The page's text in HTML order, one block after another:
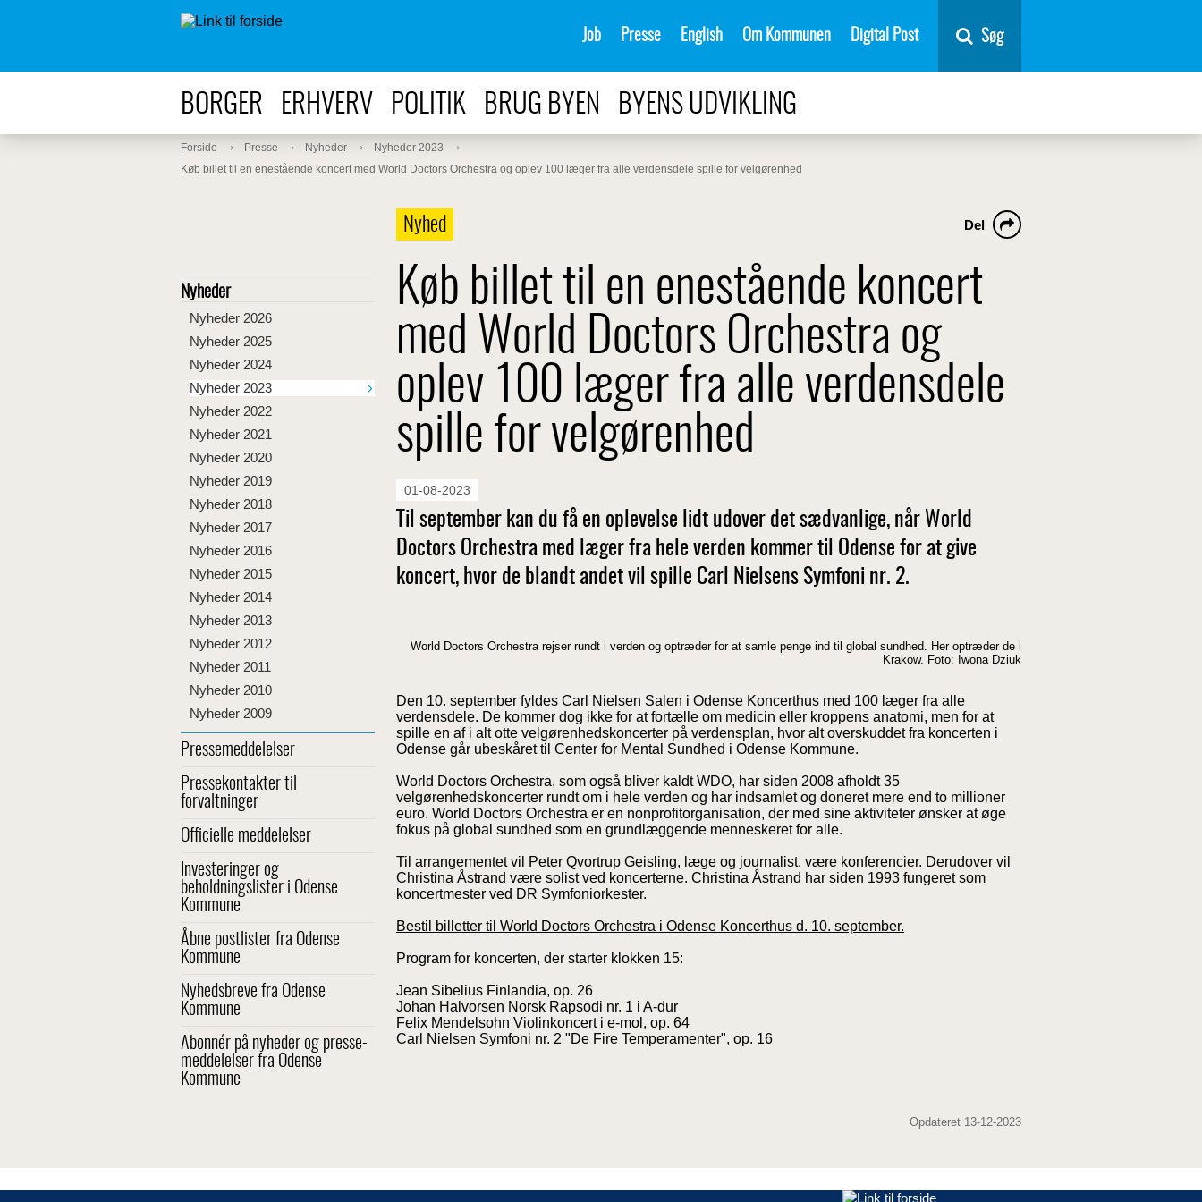
Job Presse English Om Kommunen Digital Post Søg
BORGER ERHVERV POLITIK BRUG BYEN BYENS UDVIKLING
Forside Presse Nyheder
Nyheder 2023
Køb billet til en enestående koncert med World Doctors Orchestra og oplev 100 læger fra alle verdensdele spille for velgørenhed
Nyheder
Nyheder 2026
Nyheder 2025
Nyheder 2024
Nyheder 2023
Nyheder 2022
Nyheder 2021
Nyheder 2020
Nyheder 2019
Nyheder 2018
Nyheder 2017
Nyheder 2016
Nyheder 2015
Nyheder 2014
Nyheder 2013
Nyheder 2012
Nyheder 2011
Nyheder 2010
Nyheder 2009
Pressemeddelelser
Pressekontakter til
forvaltninger
Officielle meddelelser
Investeringer og
beholdningslister i Odense
Kommune
Åbne postlister fra Odense
Kommune
Nyhedsbreve fra Odense
Kommune
Abonnér på nyheder og presse-
meddelelser fra Odense
Kommune
Nyhed
Køb billet til en enestående koncert
med World Doctors Orchestra og
oplev 100 læger fra alle verdensdele
spille for velgørenhed
Del
01-08-2023
Til september kan du få en oplevelse lidt udover det sædvanlige, når World
Doctors Orchestra med læger fra hele verden kommer til Odense for at give
koncert, hvor de blandt andet vil spille Carl Nielsens Symfoni nr. 2.
World Doctors Orchestra rejser rundt i verden og optræder for at samle penge ind til global sundhed. Her optræder de i
Krakow. Foto: Iwona Dziuk
Den 10. september fyldes Carl Nielsen Salen i Odense Koncerthus med 100 læger fra alle
verdensdele. De kommer dog ikke for at fortælle om medicin eller kroppens anatomi, men for at
spille en af i alt otte velgørenhedskoncerter på verdensplan, hvor alt overskuddet fra koncerten i
Odense går ubeskåret til Center for Mental Sundhed i Odense Kommune.
World Doctors Orchestra, som også bliver kaldt WDO, har siden 2008 afholdt 35
velgørenhedskoncerter rundt om i hele verden og har indsamlet og doneret mere end to millioner
euro. World Doctors Orchestra er en nonprofitorganisation, der med sine aktiviteter ønsker at øge
fokus på global sundhed som en grundlæggende menneskeret for alle.
Til arrangementet vil Peter Qvortrup Geisling, læge og journalist, være konferencier. Derudover vil
Christina Åstrand være solist ved koncerterne. Christina Åstrand har siden 1993 fungeret som
koncertmester ved DR Symfoniorkester.
Bestil billetter til World Doctors Orchestra i Odense Koncerthus d. 10. september.
Program for koncerten, der starter klokken 15:
Jean Sibelius Finlandia, op. 26
Johan Halvorsen Norsk Rapsodi nr. 1 i A-dur
Felix Mendelsohn Violinkoncert i e-mol, op. 64
Carl Nielsen Symfoni nr. 2 "De Fire Temperamenter", op. 16
Opdateret 13-12-2023